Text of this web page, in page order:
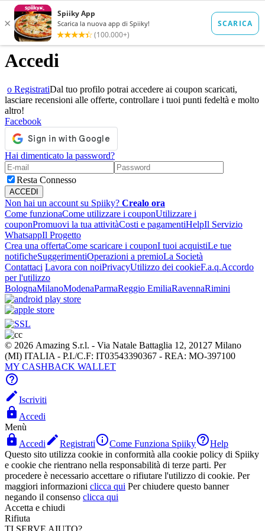
Accedi
o RegistratiDal tuo profilo potrai accedere ai coupon scaricati,
lasciare recensioni alle offerte, controllare i tuoi punti fedeltà e molto
altro!
Facebook
Hai dimenticato la password?
Resta Connesso
Non hai un account su Spiiky? Crealo ora
Come funzionaCome utilizzare i couponUtilizzare i
couponPromuovi la tua attivitàCosti e pagamentiHelpIl Servizio
WhatsappIl Progetto
Crea una offertaCome scaricare i couponI tuoi acquistiLe tue
notificheSuggerimentiOperazioni a premioLa Società
Contattaci Lavora con noiPrivacyUtilizzo dei cookieF.a.q.Accordo
per l'utilizzo
BolognaMilanoModenaParmaReggio EmiliaRavennaRimini
© 2026 Amazing S.r.l. - Via Natale Battaglia 12, 20127 Milano
(MI) ITALIA - P.I./C.F: IT03543390367 - REA: MO-397100
MY CASHBACK WALLET

Iscriviti
 Accedi
Menù
 AccediRegistratiCome Funziona SpiikyHelp
Questo sito utilizza cookie in conformità alla cookie policy di Spiiky
e cookie che rientrano nella responsabilità di terze parti. Per
procedere è necessario accettare o rifiutare l'utilizzo di cookie. Per
maggiori informazioni clicca qui Per chiudere questo banner
negando il consenso clicca qui
Accetta e chiudi
Rifiuta